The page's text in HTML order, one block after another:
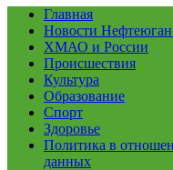
Главная
Новости
ХМАО и России
Происшествия
Культура
Образование
Спорт
Здоровье
Политика в
данных